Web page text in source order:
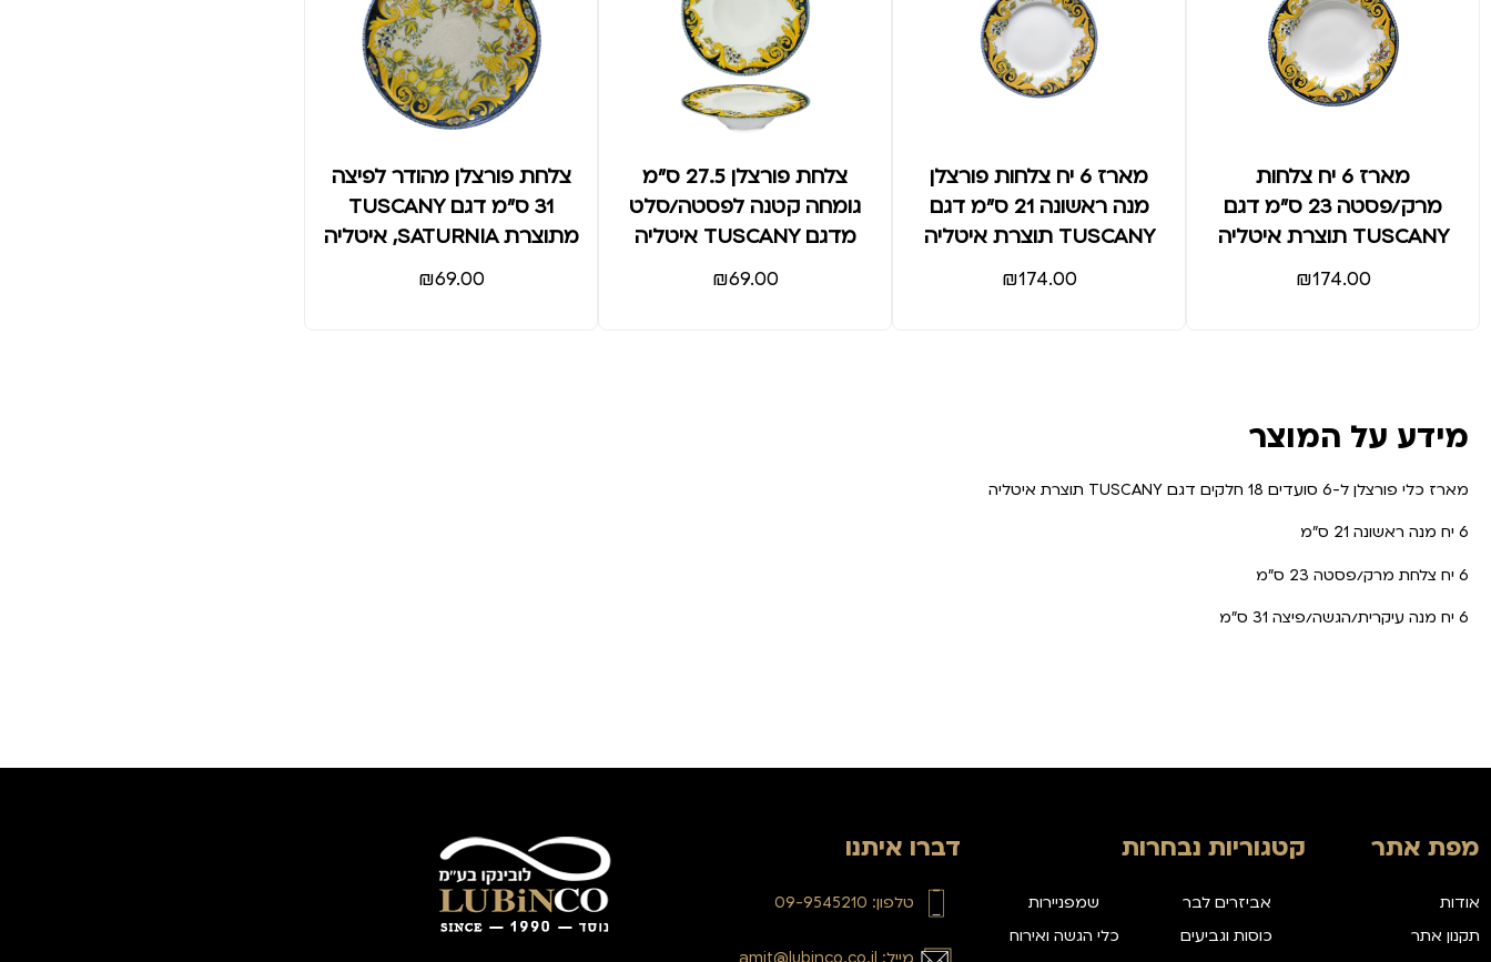
מארז 6 יח צלחות
מרק/פסטה 23 ס"מ דגם
TUSCANY תוצרת איטליה
₪174.00
מארז 6 יח צלחות פורצלן
מנה ראשונה 21 ס"מ דגם
TUSCANY תוצרת איטליה
₪174.00
צלחת פורצלן 27.5 ס"מ
גומחה קטנה לפסטה/סלט
מדגם TUSCANY איטליה
₪69.00
צלחת פורצלן מהודר לפיצה
31 ס"מ דגם TUSCANY
מתוצרת SATURNIA, איטליה
₪69.00
מידע על המוצר
מארז כלי פורצלן ל-6 סועדים 18 חלקים דגם TUSCANY תוצרת איטליה
6 יח מנה ראשונה 21 ס"מ
6 יח צלחת מרק/פסטה 23 ס"מ
6 יח מנה עיקרית/הגשה/פיצה 31 ס"מ
מפת אתר
אודות
תקנון אתר
קטגוריות נבחרות
אביזרים לבר
שמפניירות
כוסות וגביעים
כלי הגשה ואירוח
דברו איתנו
טלפון: 09-9545210